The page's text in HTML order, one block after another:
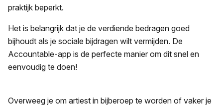
praktijk beperkt.
Het is belangrijk dat je de verdiende bedragen goed
bijhoudt als je sociale bijdragen wilt vermijden. De
Accountable-app is de perfecte manier om dit snel en
eenvoudig te doen!
Overweeg je om artiest in bijberoep te worden of vaker je